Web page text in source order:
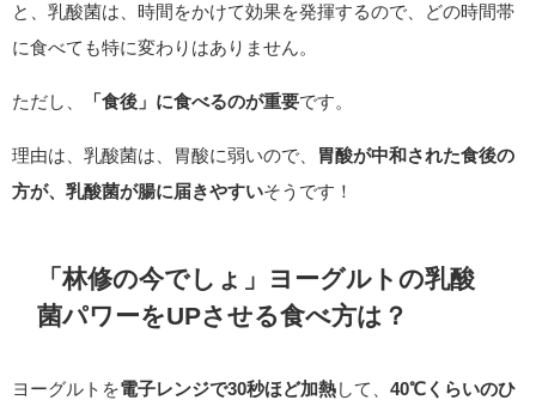
と、乳酸菌は、時間をかけて効果を発揮するので、どの時間帯
に食べても特に変わりはありません。
ただし、 「食後」に食べるのが重要です。
理由は、乳酸菌は、胃酸に弱いので、
胃酸が中和された食後の
方が、乳酸菌が腸に届きやすいそうです！
「林修の今でしょ」ヨーグルトの乳酸
菌パワーをUPさせる食べ方は？
ヨーグルトを電子レンジで30秒ほど加熱 して、 40℃くらいのひ